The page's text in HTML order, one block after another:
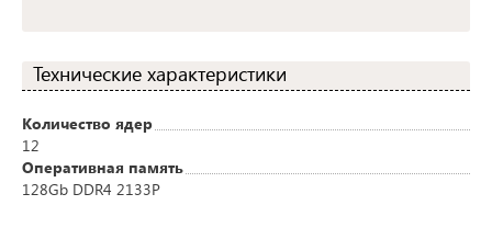
Технические характеристики
Количество ядер
12
Оперативная память
128Gb DDR4 2133P